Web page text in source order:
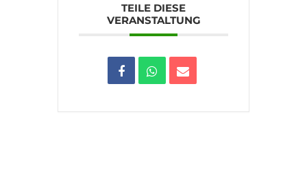
TEILE DIESE
VERANSTALTUNG